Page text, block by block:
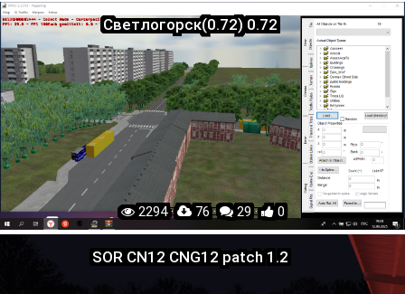
Светлогорск(0.72) 0.72
2294 · 76 · 29 · 0
SOR CN12 CNG12 patch 1.2